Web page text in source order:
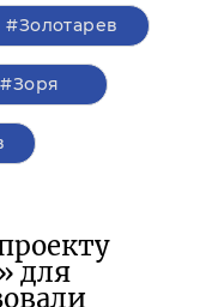
#Золотарев
#Зоря
для